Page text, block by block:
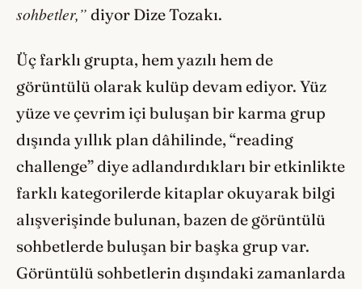
sohbetler,” diyor Dize Tozakı.
Üç farklı grupta, hem yazılı hem de
görüntülü olarak kulüp devam ediyor. Yüz
yüze ve çevrim içi buluşan bir karma grup
dışında yıllık plan dâhilinde, “reading
challenge” diye adlandırdıkları bir etkinlikte
farklı kategorilerde kitaplar okuyarak bilgi
alışverişinde bulunan, bazen de görüntülü
sohbetlerde buluşan bir başka grup var.
Görüntülü sohbetlerin dışındaki zamanlarda